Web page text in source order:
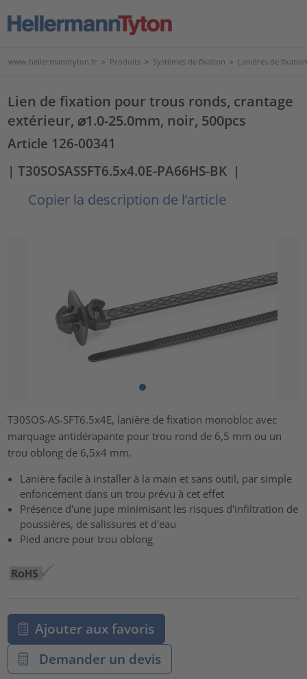
www.hellermanntyton.fr > Produits > Systèmes de fixation > Lanières de fixation
Lien de fixation pour trous ronds, crantage
extérieur, ⌀1.0-25.0mm, noir, 500pcs
Article 126-00341
| T30SOSASSFT6.5x4.0E-PA66HS-BK |
Copier la description de l’article
T30SOS-AS-SFT6.5x4E, lanière de fixation monobloc avec
marquage antidérapante pour trou rond de 6,5 mm ou un
trou oblong de 6,5x4 mm.
Lanière facile à installer à la main et sans outil, par simple
enfoncement dans un trou prévu à cet effet
Présence d'une jupe minimisant les risques d'infiltration de
poussières, de salissures et d'eau
Pied ancre pour trou oblong
Ajouter aux favoris
Demander un devis